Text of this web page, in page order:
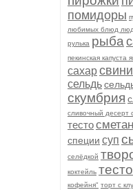
помидоры
любимых блюд
рулька рыба
пекинская капуста
сахар
сельдь
скумбрия
сливочный десерт
тесто
специи суп
селёдкой
коктейль тесто
кофейня" торт с